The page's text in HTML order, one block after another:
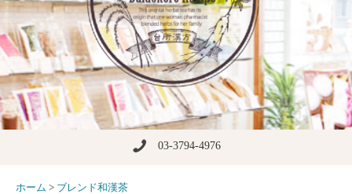
03-3794-4976
ホーム > ブレンド和漢茶